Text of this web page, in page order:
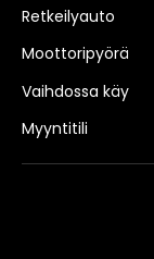
Retkeilyauto
Moottoripyörä
Vaihdossa käy
Myyntitili